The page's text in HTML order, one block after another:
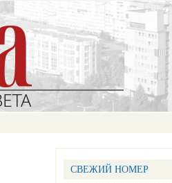
СВЕЖИЙ НОМЕР